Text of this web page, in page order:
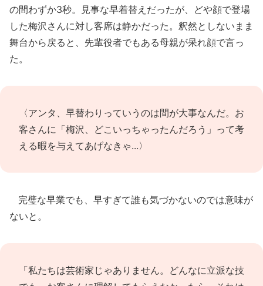
の間わずか3秒。見事な早着替えだったが、どや顔で登場
した梅沢さんに対し客席は静かだった。釈然としないまま
舞台から戻ると、先輩役者でもある母親が呆れ顔で言っ
た。
〈アンタ、早替わりっていうのは間が大事なんだ。お
客さんに「梅沢、どこいっちゃったんだろう」って考
える暇を与えてあげなきゃ...〉
完璧な早業でも、早すぎて誰も気づかないのでは意味が
ないと。
「私たちは芸術家じゃありません。どんなに立派な技